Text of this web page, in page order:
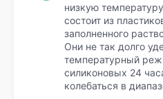
низкую
состоит из
заполненного
Они не так долго
температурный
силиконовых 24
колебаться в